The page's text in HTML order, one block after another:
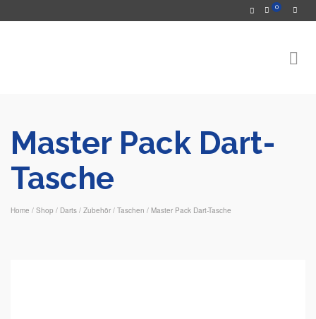
0
Master Pack Dart-
Tasche
Home / Shop / Darts / Zubehör / Taschen / Master Pack Dart-Tasche